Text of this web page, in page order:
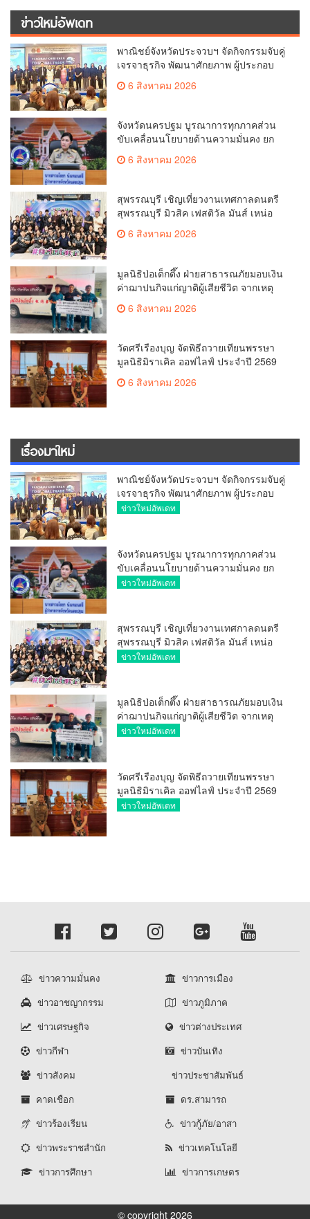
ข่าวใหม่อัพเดท
พาณิชย์จังหวัดประจวบฯ จัดกิจกรรมจับคู่
เจรจาธุรกิจ พัฒนาศักยภาพ ผู้ประกอบ
ระหว่างประเทศ
6 สิงหาคม 2026
จังหวัดนครปฐม บูรณาการทุกภาคส่วน
ขับเคลื่อนนโยบายด้านความมั่นคง ยก
ระดับการป้องกันอาชญากรรมทาง
เทคโนโลยี
6 สิงหาคม 2026
สุพรรณบุรี เชิญเที่ยวงานเทศกาลดนตรี
สุพรรณบุรี มิวสิค เฟสติวัล มันส์ เหน่อ
มาก6 สิงหาคม 2026
มูลนิธิป่อเต็กตึ๊ง ฝ่ายสาธารณภัยมอบเงิน
ค่าฌาปนกิจแก่ญาติผู้เสียชีวิต จากเหตุ
20,000 บาท
6 สิงหาคม 2026
วัดศรีเรืองบุญ จัดพิธีถวายเทียนพรรษา
มูลนิธิมิราเคิล ออฟไลฟ์ ประจำปี 2569
พล.ต.ต.ศิริวัฒน์ ดีพอ ให้เกียรติเป็น
ประธาน
6 สิงหาคม 2026
เรื่องมาใหม่
พาณิชย์จังหวัดประจวบฯ จัดกิจกรรมจับคู่
เจรจาธุรกิจ พัฒนาศักยภาพ ผู้ประกอบ
การ ขยายช่องทางการค้า สู่การค้า
ข่าวใหม่อัพเดท
จังหวัดนครปฐม บูรณาการทุกภาคส่วน
ขับเคลื่อนนโยบายด้านความมั่นคง ยก
ระดับการป้องกันอาชญากรรมทาง
ข่าวใหม่อัพเดท
สุพรรณบุรี เชิญเที่ยวงานเทศกาลดนตรี
สุพรรณบุรี มิวสิค เฟสติวัล มันส์ เหน่อ
มาก
ข่าวใหม่อัพเดท
มูลนิธิป่อเต็กตึ๊ง ฝ่ายสาธารณภัยมอบเงิน
ค่าฌาปนกิจแก่ญาติผู้เสียชีวิต จากเหตุ
เพลิงไหม้ โรงเบียร์ ณ ลาดพร้าว จำนวน
ข่าวใหม่อัพเดท
วัดศรีเรืองบุญ จัดพิธีถวายเทียนพรรษา
มูลนิธิมิราเคิล ออฟไลฟ์ ประจำปี 2569
พล.ต.ต.ศิริวัฒน์ ดีพอ ให้เกียรติเป็น
ข่าวใหม่อัพเดท
ข่าวความมั่นคง
ข่าวการเมือง
ข่าวอาชญากรรม
ข่าวภูมิภาค
ข่าวเศรษฐกิจ
ข่าวต่างประเทศ
ข่าวกีฬา
ข่าวบันเทิง
ข่าวสังคม
ข่าวประชาสัมพันธ์
คาดเชือก
ดร.สามารถ
ข่าวร้องเรียน
ข่าวกู้ภัย/อาสา
ข่าวพระราชสำนัก
ข่าวเทคโนโลยี
ข่าวการศึกษา
ข่าวการเกษตร
© copyright 2026